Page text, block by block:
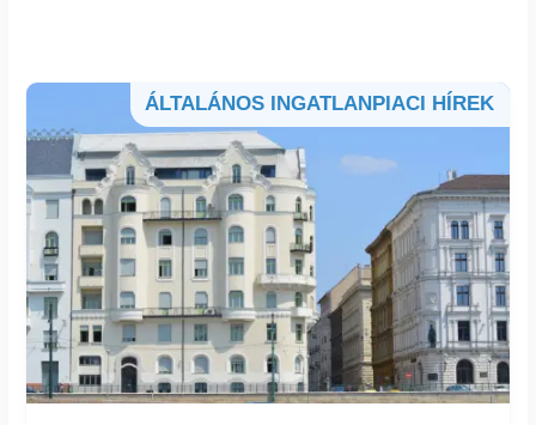
ÁLTALÁNOS INGATLANPIACI HÍREK